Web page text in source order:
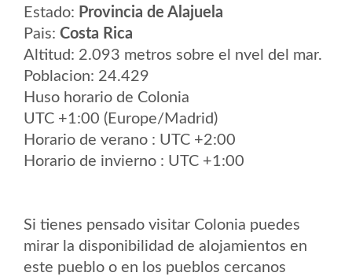
Estado: Provincia de Alajuela
Pais: Costa Rica
Altitud: 2.093 metros sobre el nvel del mar.
Poblacion: 24.429
Huso horario de Colonia
UTC +1:00 (Europe/Madrid)
Horario de verano : UTC +2:00
Horario de invierno : UTC +1:00
Si tienes pensado visitar Colonia puedes
mirar la disponibilidad de alojamientos en
este pueblo o en los pueblos cercanos